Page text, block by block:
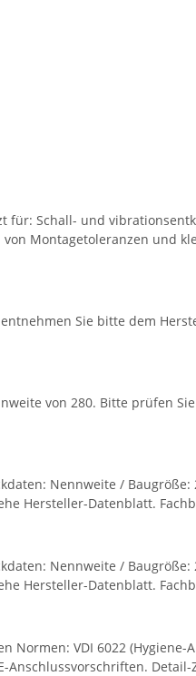
für: Schall- und
Montagetoleranzen und
Sie bitte dem
von 280. Bitte prüfen
Nennweite /
Hersteller-Datenblatt.
Nennweite /
Hersteller-Datenblatt.
VDI 6022
Anschlussvorschriften.